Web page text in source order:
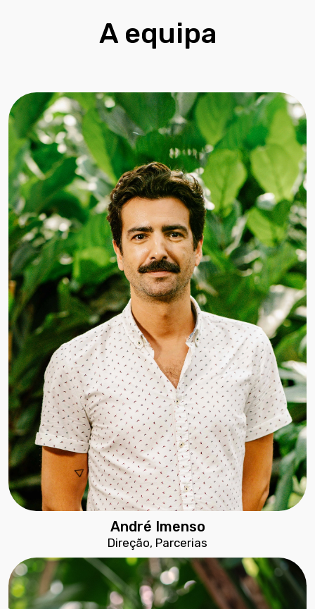
A equipa
André Imenso
Direção, Parcerias